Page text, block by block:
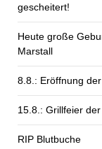
gescheitert!
Heute große
Marstall
8.8.: Eröffnung
15.8.: Grillfeier
RIP Blutbuche